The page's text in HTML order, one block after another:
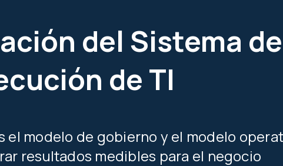
del Sistema de
de TI
el modelo de gobierno y el modelo
resultados medibles para el negocio